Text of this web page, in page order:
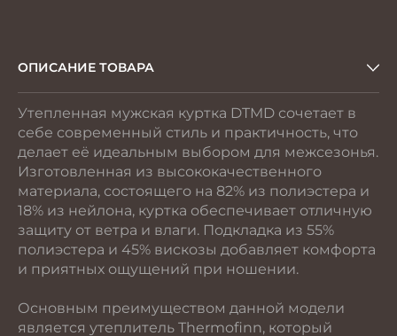
ОПИСАНИЕ ТОВАРА
Утепленная мужская куртка DTMD сочетает в
себе современный стиль и практичность, что
делает её идеальным выбором для межсезонья.
Изготовленная из высококачественного
материала, состоящего на 82% из полиэстера и
18% из нейлона, куртка обеспечивает отличную
защиту от ветра и влаги. Подкладка из 55%
полиэстера и 45% вискозы добавляет комфорта
и приятных ощущений при ношении.
Основным преимуществом данной модели
является утеплитель Thermofinn, который